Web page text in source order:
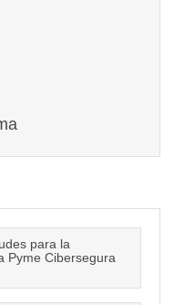
para la
Pyme Cibersegura